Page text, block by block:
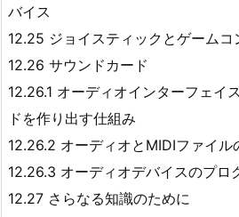
バイス
12.25 ジョイスティックとゲームコ
12.26 サウンドカード
12.26.1 オーディオインターフェイ
ドを作り出す仕組み
12.26.2 オーディオとMIDIファイル
12.26.3 オーディオデバイスのプロ
12.27 さらなる知識のために